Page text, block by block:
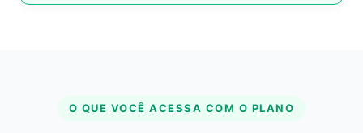
O QUE VOCÊ ACESSA COM O PLANO